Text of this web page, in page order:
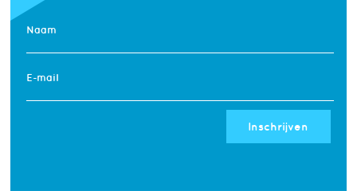
Naam
E-mail
Inschrijven